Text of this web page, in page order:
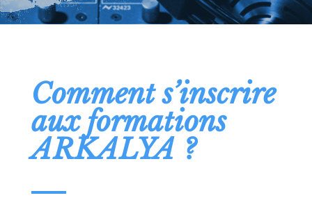
Comment s’inscrire
aux formations
ARKALYA ?